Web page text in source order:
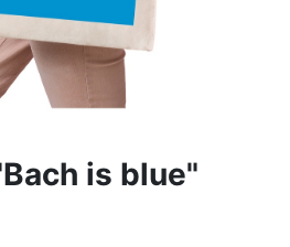
is blue"